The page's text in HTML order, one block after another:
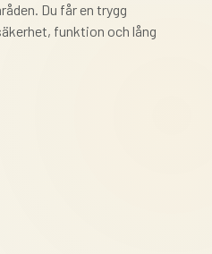
Du får en trygg
funktion och lång